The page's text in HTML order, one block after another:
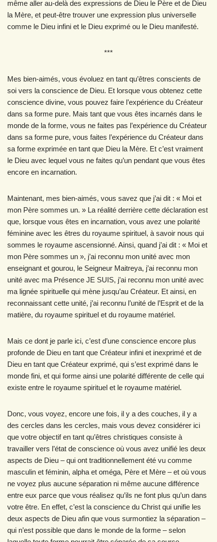
même aller au-delà des expressions de Dieu le Père et de Dieu
la Mère, et peut-être trouver une expression plus universelle
comme le Dieu infini et le Dieu exprimé ou le Dieu manifesté.
***
Mes bien-aimés, vous évoluez en tant qu’êtres conscients de
soi vers la conscience de Dieu. Et lorsque vous obtenez cette
conscience divine, vous pouvez faire l’expérience du Créateur
dans sa forme pure. Mais tant que vous êtes incarnés dans le
monde de la forme, vous ne faites pas l’expérience du Créateur
dans sa forme pure, vous faites l’expérience du Créateur dans
sa forme exprimée en tant que Dieu la Mère. Et c’est vraiment
le Dieu avec lequel vous ne faites qu’un pendant que vous êtes
encore en incarnation.
Maintenant, mes bien-aimés, vous savez que j’ai dit : « Moi et
mon Père sommes un. » La réalité derrière cette déclaration est
que, lorsque vous êtes en incarnation, vous avez une polarité
féminine avec les êtres du royaume spirituel, à savoir nous qui
sommes le royaume ascensionné. Ainsi, quand j’ai dit : « Moi et
mon Père sommes un », j’ai reconnu mon unité avec mon
enseignant et gourou, le Seigneur Maitreya, j’ai reconnu mon
unité avec ma Présence JE SUIS, j’ai reconnu mon unité avec
ma lignée spirituelle qui mène jusqu’au Créateur. Et ainsi, en
reconnaissant cette unité, j’ai reconnu l’unité de l’Esprit et de la
matière, du royaume spirituel et du royaume matériel.
Mais ce dont je parle ici, c’est d’une conscience encore plus
profonde de Dieu en tant que Créateur infini et inexprimé et de
Dieu en tant que Créateur exprimé, qui s’est exprimé dans le
monde fini, et qui forme ainsi une polarité différente de celle qui
existe entre le royaume spirituel et le royaume matériel.
Donc, vous voyez, encore une fois, il y a des couches, il y a
des cercles dans les cercles, mais vous devez considérer ici
que votre objectif en tant qu’êtres christiques consiste à
travailler vers l’état de conscience où vous avez unifié les deux
aspects de Dieu – qui ont traditionnellement été vu comme
masculin et féminin, alpha et oméga, Père et Mère – et où vous
ne voyez plus aucune séparation ni même aucune différence
entre eux parce que vous réalisez qu’ils ne font plus qu’un dans
votre être. En effet, c’est la conscience du Christ qui unifie les
deux aspects de Dieu afin que vous surmontiez la séparation –
qui n’est possible que dans le monde de la forme – selon